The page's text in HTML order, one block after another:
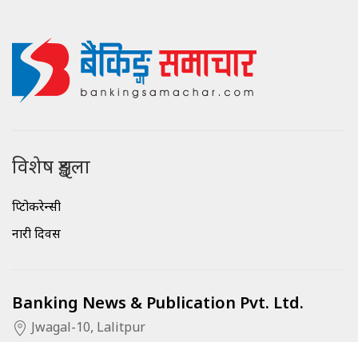
विशेष शृङ्खला
क्रिप्टोकरेन्सी
नारी दिवस
Banking News & Publication Pvt. Ltd.
Jwagal-10, Lalitpur